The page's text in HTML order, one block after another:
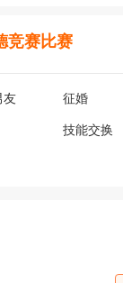
竞赛比赛
友 征婚
技能交换